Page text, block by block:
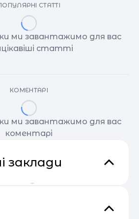
СТАТТІ
ми завантажимо для вас
статті
КОМЕНТАРІ
ми завантажимо для вас
коментарі
заклади